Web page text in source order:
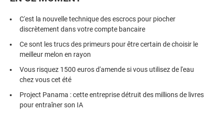
C'est la nouvelle technique des escrocs pour piocher
discrètement dans votre compte bancaire
Ce sont les trucs des primeurs pour être certain de choisir le
meilleur melon en rayon
Vous risquez 1500 euros d'amende si vous utilisez de l'eau
chez vous cet été
Project Panama : cette entreprise détruit des millions de livres
pour entraîner son IA